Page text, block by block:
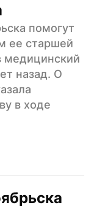
помогут
ее старшей
медицинский
назад. О
в ходе